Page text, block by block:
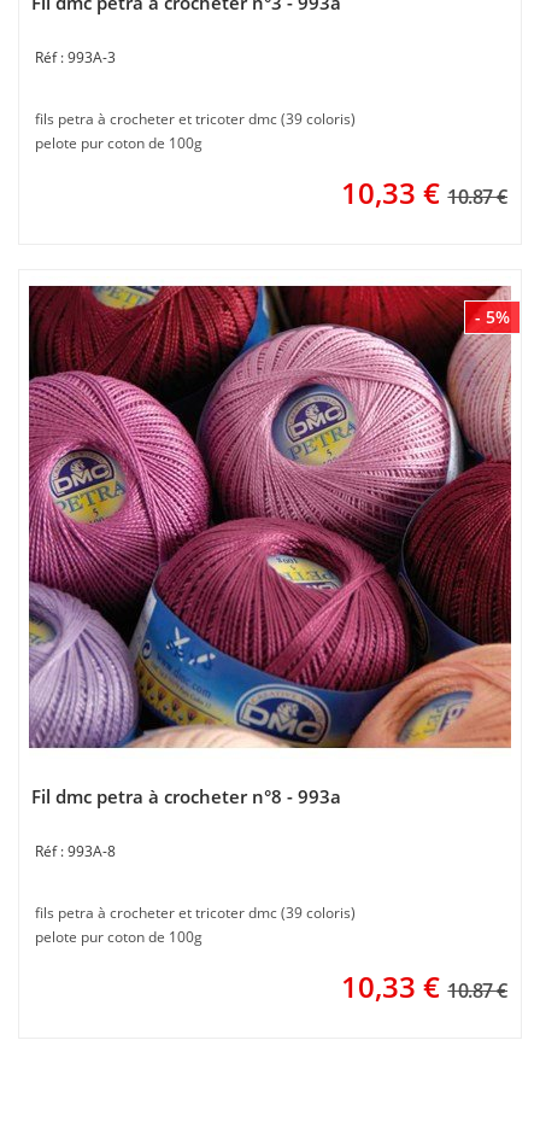
993A-3
fils petra à crocheter et tricoter dmc (39 coloris)
pelote pur coton de 100g
10,33 € 10.87 €
- 5%
Fil dmc petra à crocheter n°8 - 993a
993A-8
fils petra à crocheter et tricoter dmc (39 coloris)
pelote pur coton de 100g
10,33 € 10.87 €